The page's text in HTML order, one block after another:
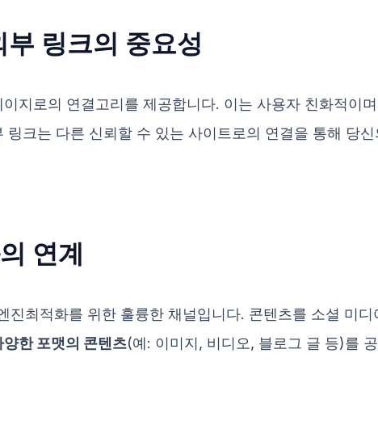
링크의 중요성
지로의 연결고리를 제공합니다. 이는 사용자 친화적이
링크는 다른 신뢰할 수 있는 사이트로의 연결을 통해 당
연계
진최적화를 위한 훌륭한 채널입니다. 콘텐츠를 소셜 미
양한 포맷의 콘텐츠(예: 이미지, 비디오, 블로그 글 등)를